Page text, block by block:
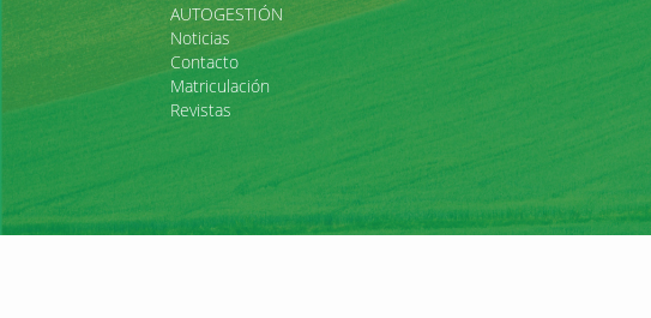
AUTOGESTIÓN
Noticias
Contacto
Matriculación
Revistas